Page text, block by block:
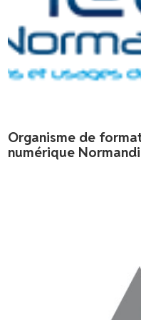
Organisme de
numérique